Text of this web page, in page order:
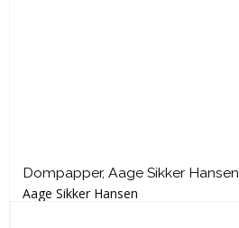
Dompapper, Aage Sikker Hansen
Aage Sikker Hansen